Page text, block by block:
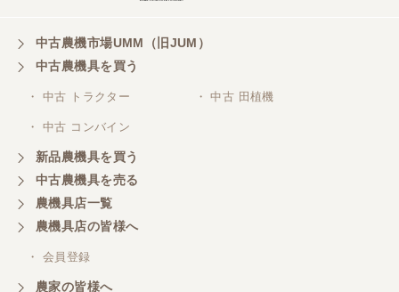
です。
山梨県／井上農場
このたびはお取引ありがとうございました。 梱包も
山梨県／
商談成立の連絡をいたいておりません。
中古農機市場UMM（旧JUM）
中古農機具を買う
・ 中古 トラクター ・ 中古 田植機
・ 中古 コンバイン
新品農機具を買う
中古農機具を売る
農機具店一覧
農機具店の皆様へ
・ 会員登録
農家の皆様へ